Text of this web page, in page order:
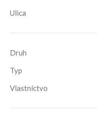
Ulica
Druh
Typ
Vlastníctvo